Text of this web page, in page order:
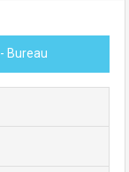
- Bureau